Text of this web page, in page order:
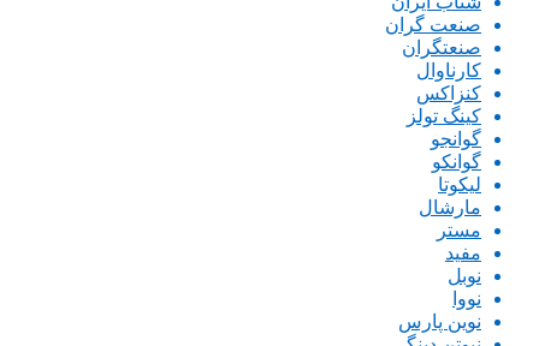
صنعت گران
صنعتگران
کارناوال
کنزاکس
کینگ تولز
گوانجو
گوانکو
لیکوتا
مارشال
مستر
مفید
نوبل
نووا
نوین پارس